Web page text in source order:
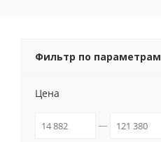
Фильтр по параметрам
Цена